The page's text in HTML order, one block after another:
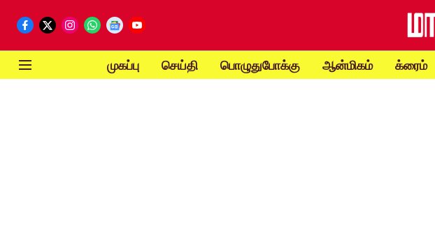
முகப்பு செய்தி பொழுதுபோக்கு ஆன்மிகம் க்ரைம்